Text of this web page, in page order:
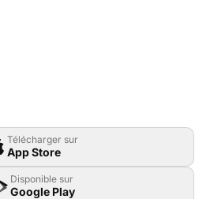
Télécharger sur
App Store
Disponible sur
Google Play